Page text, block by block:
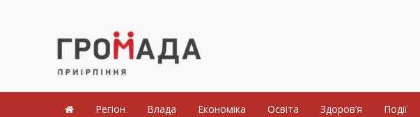
Громада Приірпіння
Регіон Влада Економіка Освіта Здоров’я Події